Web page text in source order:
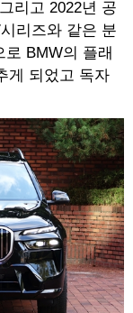
리고 2022년 공
리즈와 같은 분
BMW의 플래
게 되었고 독자